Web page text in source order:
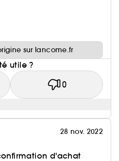
sur lancome.fr
utile ?
0
28 nov. 2022
d'achat